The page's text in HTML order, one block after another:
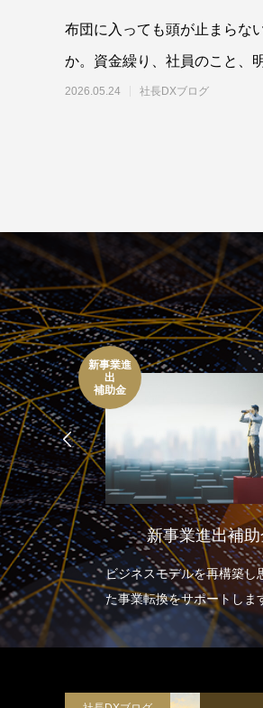
布団に入っても頭が止まらな
か。資金繰り、社員のこと、
人以下の会社の社長が眠れな
2026.05.24 社長DXブログ
に沿っ
す。
新事業進
出
補助金
新事業進出補助
ビジネスモデルを再構築し
た事業転換をサポートしま